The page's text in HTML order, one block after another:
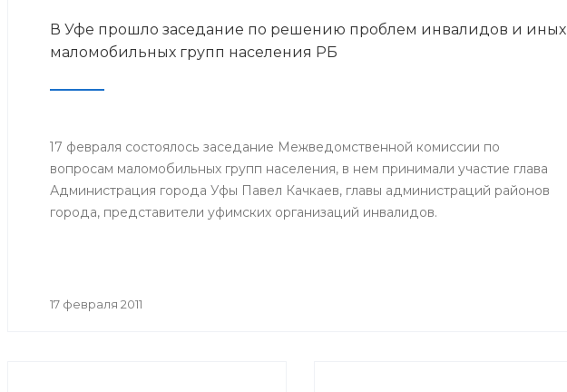
В Уфе прошло заседание по решению проблем инвалидов и иных
маломобильных групп населения РБ
17 февраля состоялось заседание Межведомственной комиссии по
вопросам маломобильных групп населения, в нем принимали участие глава
Администрация города Уфы Павел Качкаев, главы администраций районов
города, представители уфимских организаций инвалидов.
17 февраля 2011